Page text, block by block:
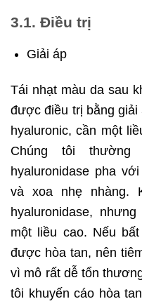
3.1. Điều trị
Giải áp
Tái nhạt màu da sau
được điều trị bằng giải
hyaluronic, cần một
Chúng tôi
hyaluronidase pha
và xoa nhẹ nhàng.
hyaluronidase,
một liều cao. Nếu
được hòa tan, nên
vì mô rất dễ tổn
tôi khuyến cáo hòa